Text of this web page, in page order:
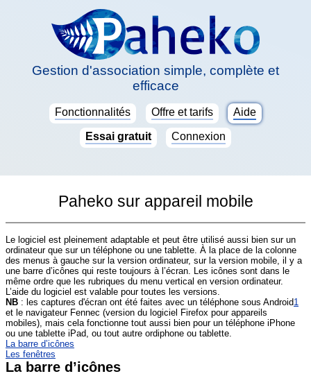
Gestion d'association simple, complète et
efficace
Fonctionnalités Offre et tarifs Aide
Essai gratuit Connexion
Paheko sur appareil mobile
Le logiciel est pleinement adaptable et peut être utilisé aussi bien sur un
ordinateur que sur un téléphone ou une tablette. À la place de la colonne
des menus à gauche sur la version ordinateur, sur la version mobile, il y a
une barre d’icônes qui reste toujours à l’écran. Les icônes sont dans le
même ordre que les rubriques du menu vertical en version ordinateur.
L’aide du logiciel est valable pour toutes les versions.
NB : les captures d'écran ont été faites avec un téléphone sous Android1
et le navigateur Fennec (version du logiciel Firefox pour appareils
mobiles), mais cela fonctionne tout aussi bien pour un téléphone iPhone
ou une tablette iPad, ou tout autre ordiphone ou tablette.
La barre d’icônes
Les fenêtres
La barre d’icônes